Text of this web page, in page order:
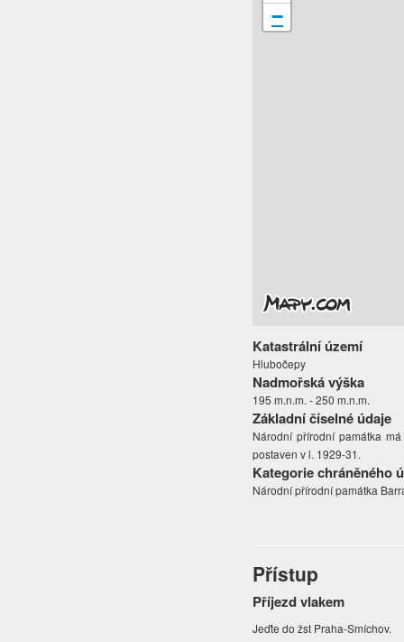
−
Katastrální území
Hlubočepy
Nadmořská výška
195 m.n.m. - 250 m.n.m.
Základní číselné údaje
Národní přírodní památka
postaven v l. 1929-31.
Kategorie chráněného
Národní přírodní památka
Přístup
Příjezd vlakem
Jeďte do žst Praha-Smíchov.